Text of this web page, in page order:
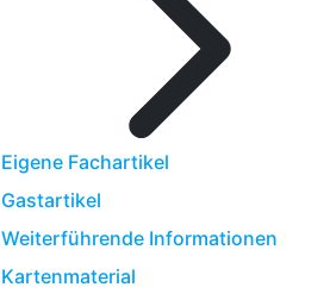
Eigene Fachartikel
Gastartikel
Weiterführende Informationen
Kartenmaterial